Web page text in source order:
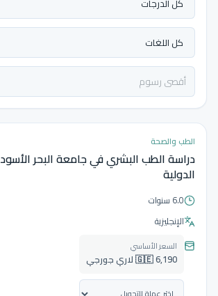
الطب والصحة
دراسة الطب البشري في جامعة البحر الأسود
الدولية
6.0 سنوات
الإنجليزية
السعر الأساسي
🇬🇪 6,190 لاري جورجي